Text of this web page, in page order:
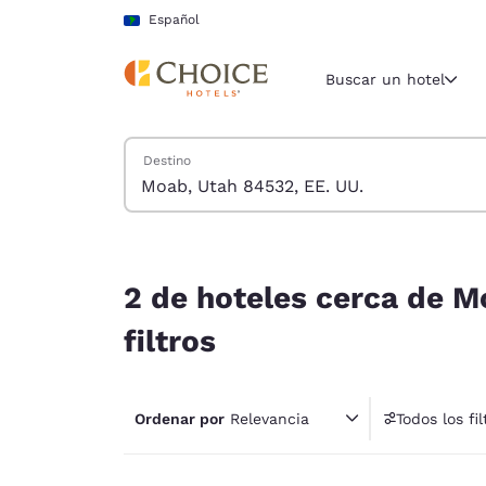
Pasar A Contenido Principal
Español
Región y
América
América
América
Buscar un hotel
Buscar hoteles
Destino
2 de hoteles cerca de
filtros
Ordenar por Relevancia Todos los
1